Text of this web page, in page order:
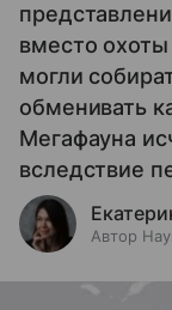
вместо
могли
обменивать
Мегафауна
вследствие
Автор